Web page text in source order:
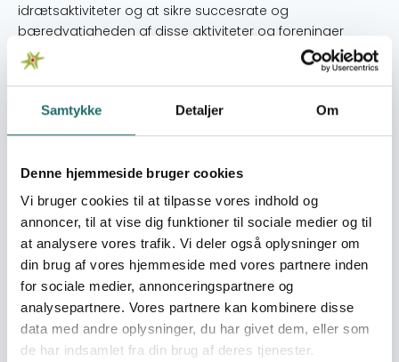
Samtykke Detaljer Om
Denne hjemmeside bruger cookies
Vi bruger cookies til at tilpasse vores indhold og
annoncer, til at vise dig funktioner til sociale medier og til
at analysere vores trafik. Vi deler også oplysninger om
din brug af vores hjemmeside med vores partnere inden
for sociale medier, annonceringspartnere og
analysepartnere. Vores partnere kan kombinere disse
data med andre oplysninger, du har givet dem, eller som
de har indsamlet fra din brug af deres tjenester.
idrætsaktiviteter og at sikre succesrate og
bæredygtigheden af disse aktiviteter og foreninger
gennem paraplyorganisationen FANT SL.
Umiddelbare mål
Det umiddelbare formål er todelt: 1. at styrke
foreningernes organisatoriske kapacitet, 2. at
organisation FANT SL
Målgrupper
Primær målgruppe: Den primære målgruppe er
idrætsforeningernes grundstamme i form af bestyrelse,
medarbejdere og assistenter. Disse personer er
ansvarlige for de daglige aktiviteter og gang i
foreningerne (117 personer). Sekundær målgruppe: De
1.840 medlemmer af idrætsforeningerne tilhører den
sekundære målgruppe. I hver idrætsforening er der som